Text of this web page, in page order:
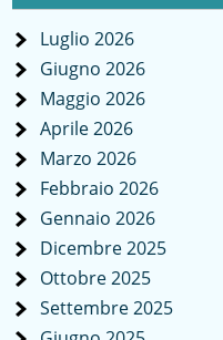
Luglio 2026
Giugno 2026
Maggio 2026
Aprile 2026
Marzo 2026
Febbraio 2026
Gennaio 2026
Dicembre 2025
Ottobre 2025
Settembre 2025